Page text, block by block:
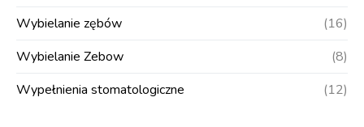
Wybielanie zębów
(16)
Wybielanie Zebow
(8)
Wypełnienia stomatologiczne
(12)